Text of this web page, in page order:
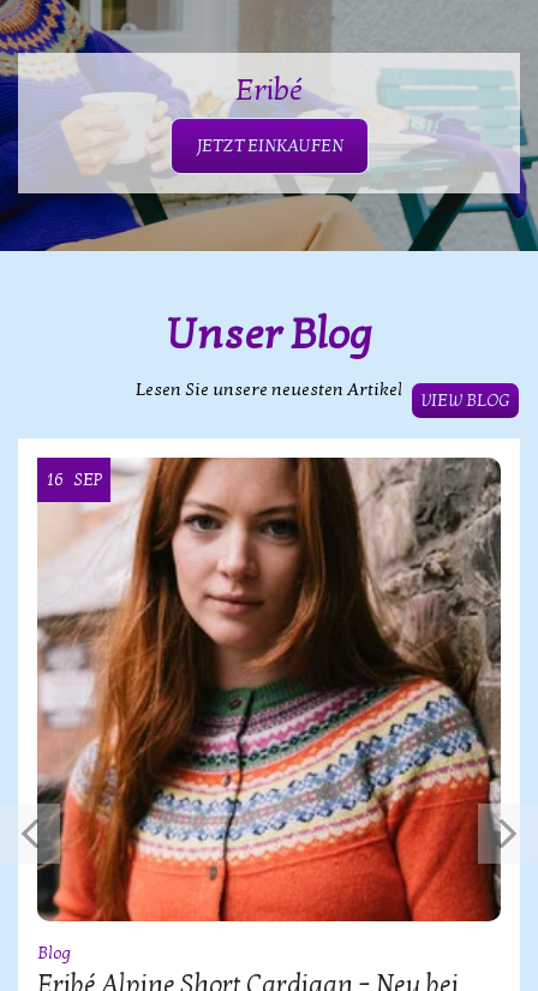
Eribé
JETZT EINKAUFEN
Unser Blog
Lesen Sie unsere neuesten Artikel
VIEW BLOG
16 SEP
Blog
Eribé Alpine Short Cardigan – Neu bei